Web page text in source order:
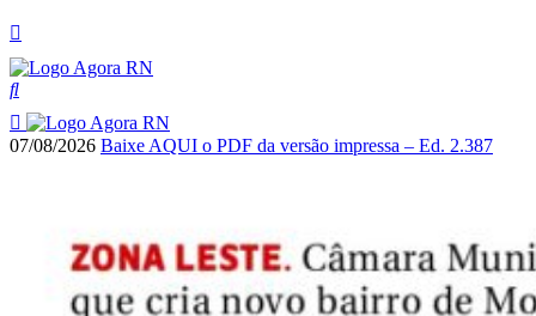
07/08/2026 Baixe AQUI o PDF da versão impressa – Ed. 2.387